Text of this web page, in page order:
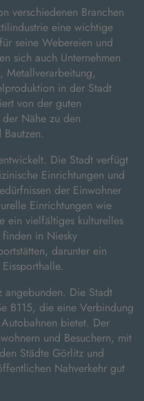
verschiedenen Branchen
eine wichtige
seine Webereien und
sich auch Unternehmen
Metallverarbeitung,
in der Stadt
von der guten
Nähe zu den
Die Stadt verfügt
Einrichtungen und
der Einwohner
Einrichtungen wie
ein vielfältiges kulturelles
in Niesky
darunter ein
angebunden. Die Stadt
B115, die eine Verbindung
bietet. Der
und Besuchern, mit
Städte Görlitz und
Nahverkehr gut